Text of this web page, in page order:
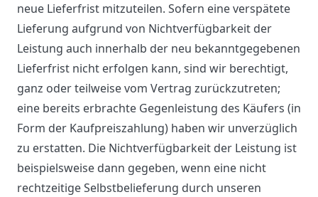
neue Lieferfrist mitzuteilen. Sofern eine verspätete
Lieferung aufgrund von Nichtverfügbarkeit der
Leistung auch innerhalb der neu bekanntgegebenen
Lieferfrist nicht erfolgen kann, sind wir berechtigt,
ganz oder teilweise vom Vertrag zurückzutreten;
eine bereits erbrachte Gegenleistung des Käufers (in
Form der Kaufpreiszahlung) haben wir unverzüglich
zu erstatten. Die Nichtverfügbarkeit der Leistung ist
beispielsweise dann gegeben, wenn eine nicht
rechtzeitige Selbstbelieferung durch unseren